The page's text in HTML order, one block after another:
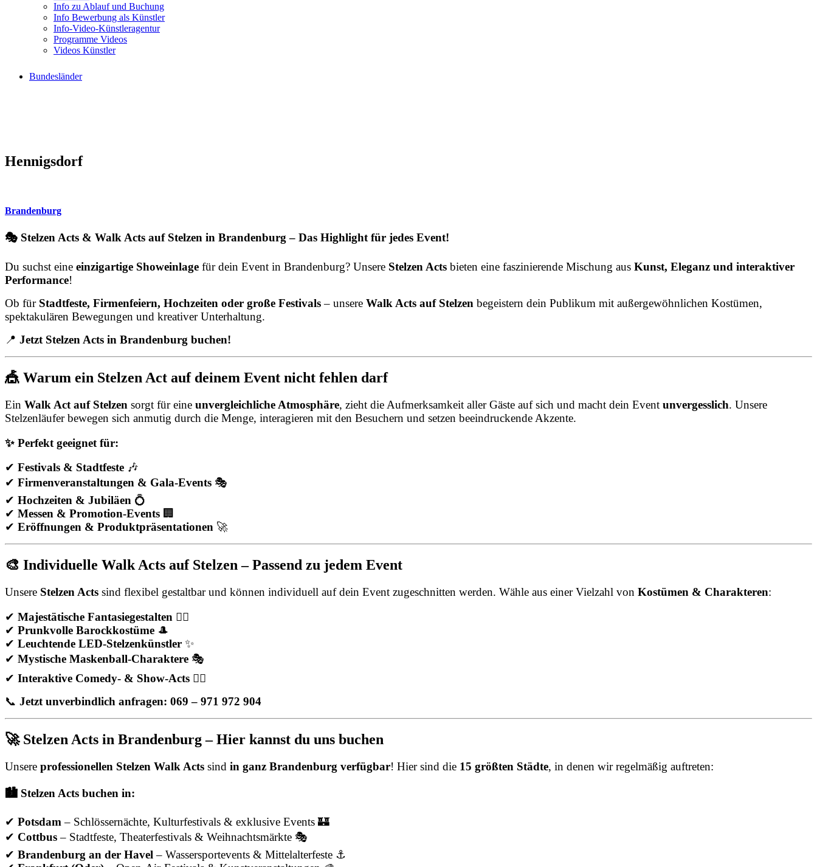
Info zu Ablauf und Buchung
Info Bewerbung als Künstler
Info-Video-Künstleragentur
Programme Videos
Videos Künstler
Bundesländer
Hennigsdorf
Brandenburg
🎭 Stelzen Acts & Walk Acts auf Stelzen in Brandenburg – Das Highlight für jedes Event!
Du suchst eine einzigartige Showeinlage für dein Event in Brandenburg? Unsere Stelzen Acts bieten eine faszinierende Mischung aus Kunst, Eleganz und interaktiver
Performance!
Ob für Stadtfeste, Firmenfeiern, Hochzeiten oder große Festivals– unsere Walk Acts auf Stelzen begeistern dein Publikum mit außergewöhnlichen Kostümen,
spektakulären Bewegungen und kreativer Unterhaltung.
📍 Jetzt Stelzen Acts in Brandenburg buchen!
🎪 Warum ein Stelzen Act auf deinem Event nicht fehlen darf
Ein Walk Act auf Stelzen sorgt für eine unvergleichliche Atmosphäre, zieht die Aufmerksamkeit aller Gäste auf sich und macht dein Event unvergesslich. Unsere
Stelzenläufer bewegen sich anmutig durch die Menge, interagieren mit den Besuchern und setzen beeindruckende Akzente.
✨ Perfekt geeignet für:
✔ Festivals & Stadtfeste 🎶
✔ Firmenveranstaltungen & Gala-Events 🎭
✔ Hochzeiten & Jubiläen 💍
✔ Messen & Promotion-Events 🏢
✔ Eröffnungen & Produktpräsentationen 🚀
🎨 Individuelle Walk Acts auf Stelzen – Passend zu jedem Event
Unsere Stelzen Acts sind flexibel gestaltbar und können individuell auf dein Event zugeschnitten werden. Wähle aus einer Vielzahl von Kostümen & Charakteren:
✔ Majestätische Fantasiegestalten 🧚‍♀️
✔ Prunkvolle Barockkostüme 🎩
✔ Leuchtende LED-Stelzenkünstler ✨
✔ Mystische Maskenball-Charaktere 🎭
✔ Interaktive Comedy- & Show-Acts 🤹‍♂️
📞 Jetzt unverbindlich anfragen: 069 – 971 972 904
🚀 Stelzen Acts in Brandenburg – Hier kannst du uns buchen
Unsere professionellen Stelzen Walk Acts sind in ganz Brandenburg verfügbar! Hier sind die 15 größten Städte, in denen wir regelmäßig auftreten:
🏙️ Stelzen Acts buchen in:
✔ Potsdam– Schlössernächte, Kulturfestivals & exklusive Events 🏰
✔ Cottbus– Stadtfeste, Theaterfestivals & Weihnachtsmärkte 🎭
✔ Brandenburg an der Havel– Wassersportevents & Mittelalterfeste ⚓